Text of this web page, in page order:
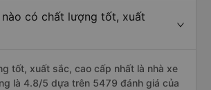
có chất lượng tốt, xuất
tốt, xuất sắc, cao cấp nhất là nhà xe
là 4.8/5 dựa trên 5479 đánh giá của